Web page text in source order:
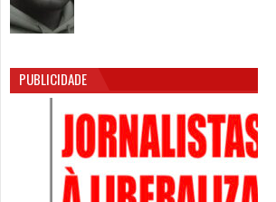
PUBLICIDADE